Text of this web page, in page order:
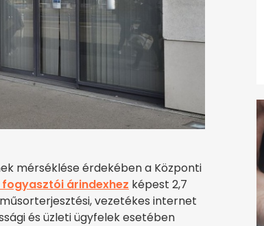
mérséklése érdekében a Központi
fogyasztói árindexhez képest 2,7
vezetékes internet
és üzleti ügyfelek esetében